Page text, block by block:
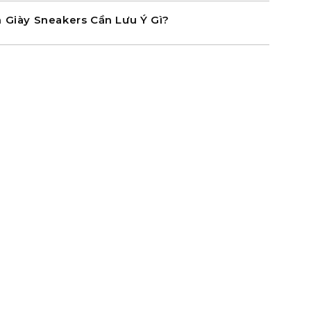
Giày Sneakers Cần Lưu Ý Gì?